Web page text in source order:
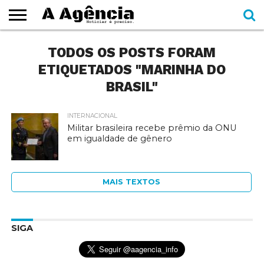
CADERNOS
SEÇÕES
ESPECIAIS
COMO
AJUDAR
CONTATOTODOS OS POSTS FORAM
ETIQUETADOS "MARINHA DO
BRASIL"
INTERNACIONAL
Militar brasileira recebe prêmio da ONU
em igualdade de gênero
MAIS TEXTOS
SIGA